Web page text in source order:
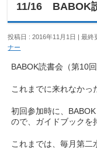
11/16 BABOK
投稿日 : 2016年11月1日 最終
ナー
BABOK読書会（第10
これまでに来れなかっ
初回参加時に、
ので、ガイドブックを
これまでは、毎月第二